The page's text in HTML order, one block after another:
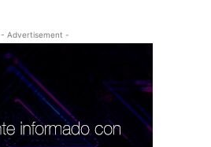
- Advertisement -